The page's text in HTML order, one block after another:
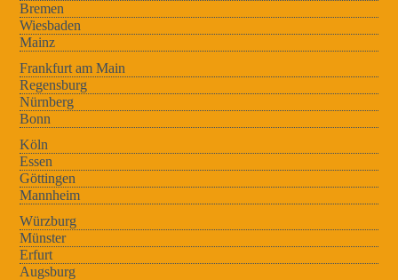
Bremen
Wiesbaden
Mainz
Frankfurt am Main
Regensburg
Nürnberg
Bonn
Köln
Essen
Göttingen
Mannheim
Würzburg
Münster
Erfurt
Augsburg